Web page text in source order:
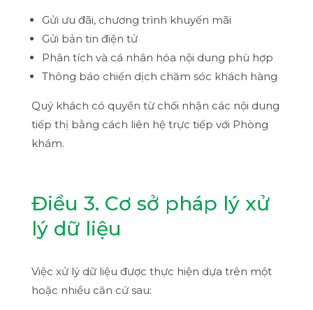
Gửi ưu đãi, chương trình khuyến mãi
Gửi bản tin điện tử
Phân tích và cá nhân hóa nội dung phù hợp
Thông báo chiến dịch chăm sóc khách hàng
Quý khách có quyền từ chối nhận các nội dung
tiếp thị bằng cách liên hệ trực tiếp với Phòng
khám.
Điều 3. Cơ sở pháp lý xử
lý dữ liệu
Việc xử lý dữ liệu được thực hiện dựa trên một
hoặc nhiều căn cứ sau: